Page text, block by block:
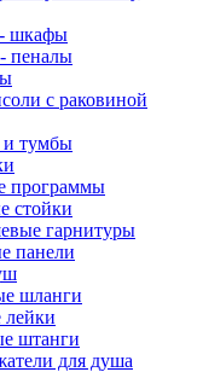
машину
- шкафы
тумбы
программы
стойки
гарнитуры
панели
шланги
штанги